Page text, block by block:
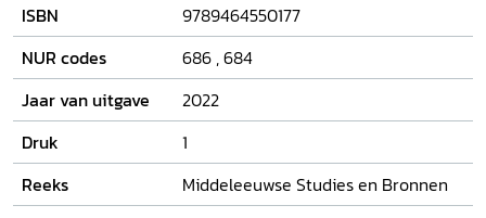
vorstelijke financieel huishouden gebaseerd op domeinen
naar een gegrond in het vermogen van onderdanen is
echter nauwelijks onderzocht. Op basis van onderzoek naar
de vorstelijke financiën en politieke onderhandelingen over
belastingen, in de Nederlanden tussen 1356 en 1473, laat
Jaap Ligthart zien dat domeininkomsten veel langer en van
veel groter belang waren dan gedacht. Zij leverden niet
alleen directe inkomsten op, maar werden ook ingezet als
ISBN
9789464550177
NUR codes
686 ,684
Jaar van uitgave
2022
Druk
1
Reeks
Middeleeuwse Studies en Bronnen